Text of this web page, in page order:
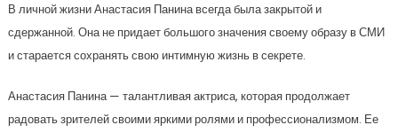
В личной жизни Анастасия Панина всегда была закрытой и
сдержанной. Она не придает большого значения своему образу в СМИ
и старается сохранять свою интимную жизнь в секрете.
Анастасия Панина — талантливая актриса, которая продолжает
радовать зрителей своими яркими ролями и профессионализмом. Ее